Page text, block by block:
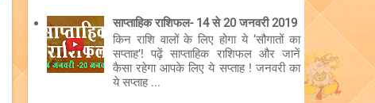
साप्ताहिक राशिफल- 14 से 20 जनवरी 2019
किन राशि वालों के लिए होगा ये ‘सौगातों का
सप्ताह’! पढ़ें साप्ताहिक राशिफल और जानें
कैसा रहेगा आपके लिए ये सप्ताह ! जनवरी का
ये सप्ताह ...